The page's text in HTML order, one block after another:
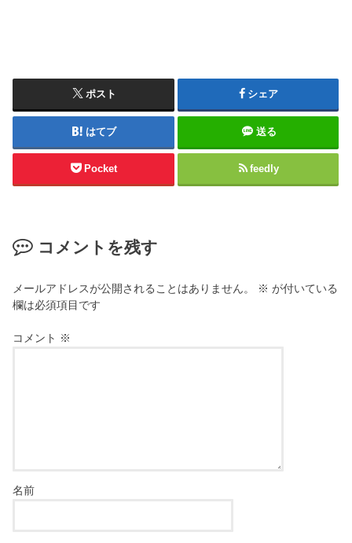
ポスト シェア
はてブ 送る
Pocket feedly
コメントを残す
メールアドレスが公開されることはありません。 ※ が付いている
欄は必須項目です
コメント ※
名前